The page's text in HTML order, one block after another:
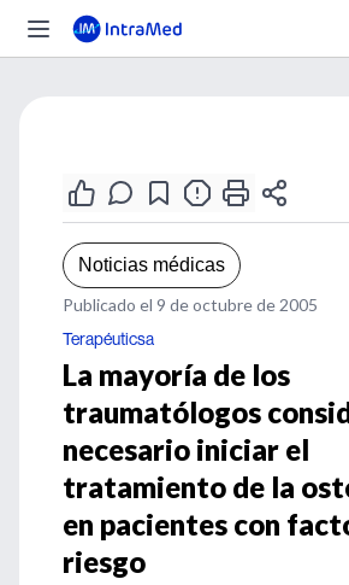
Noticias médicas
Publicado el 9 de octubre de 2005
Terapéuticsa
La mayoría de los
traumatólogos
necesario iniciar el
tratamiento de la
en pacientes con
riesgo